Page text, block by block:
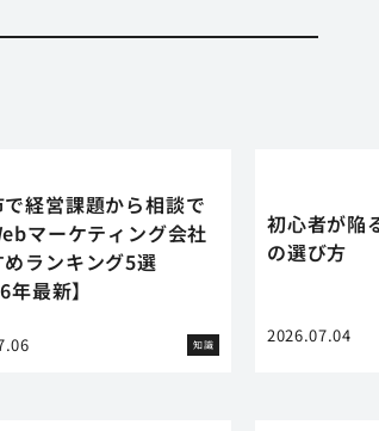
経営課題から相談で
マーケティング会社
ランキング5選
年最新】
知識
初心者が陥
の選び方
2026.07.04